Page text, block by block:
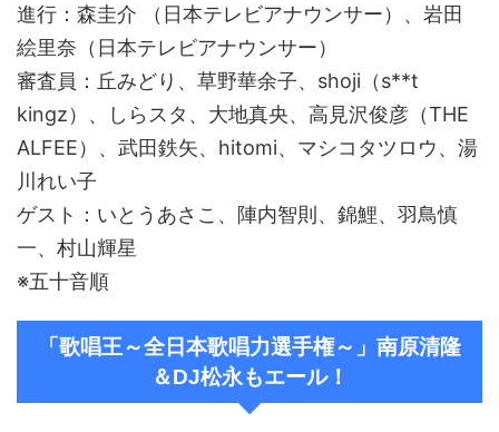
進行：森圭介 （日本テレビアナウンサー）、岩田
絵里奈（日本テレビアナウンサー）
審査員：丘みどり、草野華余子、shoji（s**t
kingz）、しらスタ、大地真央、高見沢俊彦（THE
ALFEE）、武田鉄矢、hitomi、マシコタツロウ、湯
川れい子
ゲスト：いとうあさこ、陣内智則、錦鯉、羽鳥慎
一、村山輝星
※五十音順
「歌唱王～全日本歌唱力選手権～」南原清隆
＆DJ松永もエール！